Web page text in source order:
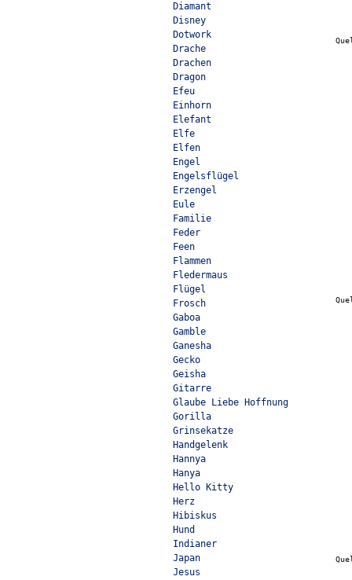
Diamant
Disney
Dotwork
Drache
Drachen
Dragon
Efeu
Einhorn
Elefant
Elfe
Elfen
Engel
Engelsflügel
Erzengel
Eule
Familie
Feder
Feen
Flammen
Fledermaus
Flügel
Frosch
Gaboa
Gamble
Ganesha
Gecko
Geisha
Gitarre
Glaube Liebe Hoffnung
Gorilla
Grinsekatze
Handgelenk
Hannya
Hanya
Hello Kitty
Herz
Hibiskus
Hund
Indianer
Japan
Jesus